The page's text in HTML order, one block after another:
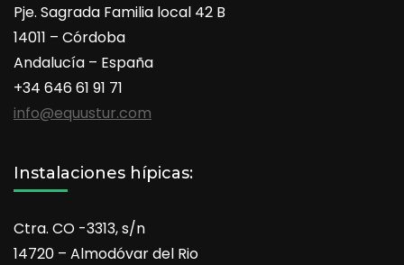
Pje. Sagrada Familia local 42 B
14011 – Córdoba
Andalucía – España
+34 646 61 91 71
info@equustur.com
Instalaciones hípicas:
Ctra. CO -3313, s/n
14720 – Almodóvar del Rio